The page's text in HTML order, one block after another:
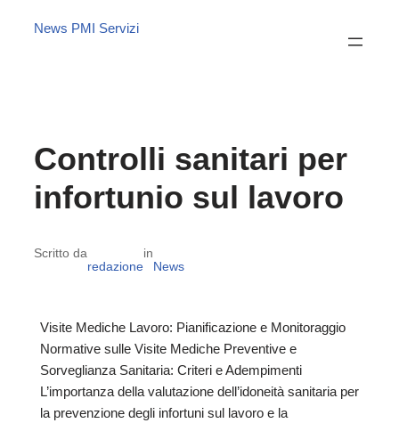
News PMI Servizi
Controlli sanitari per
infortunio sul lavoro
Scritto da
redazione
in
News
Visite Mediche Lavoro: Pianificazione e Monitoraggio
Normative sulle Visite Mediche Preventive e
Sorveglianza Sanitaria: Criteri e Adempimenti
L’importanza della valutazione dell’idoneità sanitaria per
la prevenzione degli infortuni sul lavoro e la